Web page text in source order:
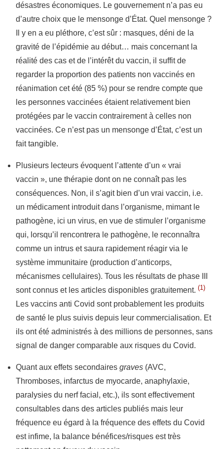
désastres économiques. Le gouvernement n’a pas eu
d’autre choix que le mensonge d’État. Quel mensonge ?
Il y en a eu pléthore, c’est sûr : masques, déni de la
gravité de l’épidémie au début… mais concernant la
réalité des cas et de l’intérêt du vaccin, il suffit de
regarder la proportion des patients non vaccinés en
réanimation cet été (85 %) pour se rendre compte que
les personnes vaccinées étaient relativement bien
protégées par le vaccin contrairement à celles non
vaccinées. Ce n’est pas un mensonge d’État, c’est un
fait tangible.
Plusieurs lecteurs évoquent l’attente d’un « vrai
vaccin », une thérapie dont on ne connaît pas les
conséquences. Non, il s’agit bien d’un vrai vaccin, i.e.
un médicament introduit dans l’organisme, mimant le
pathogène, ici un virus, en vue de stimuler l’organisme
qui, lorsqu’il rencontrera le pathogène, le reconnaîtra
comme un intrus et saura rapidement réagir via le
système immunitaire (production d’anticorps,
mécanismes cellulaires). Tous les résultats de phase III
sont connus et les articles disponibles gratuitement. (1)
Les vaccins anti Covid sont probablement les produits
de santé le plus suivis depuis leur commercialisation. Et
ils ont été administrés à des millions de personnes, sans
signal de danger comparable aux risques du Covid.
Quant aux effets secondaires graves (AVC,
Thromboses, infarctus de myocarde, anaphylaxie,
paralysies du nerf facial, etc.), ils sont effectivement
consultables dans des articles publiés mais leur
fréquence eu égard à la fréquence des effets du Covid
est infime, la balance bénéfices/risques est très